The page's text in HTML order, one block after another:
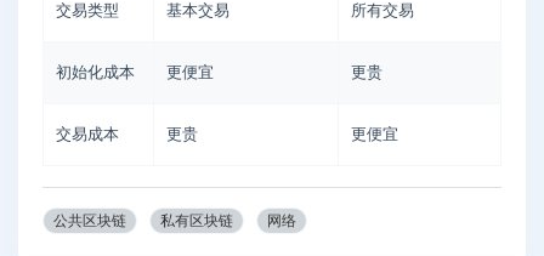
交易类型 基本交易 所有交易
初始化成本 更便宜 更贵
交易成本 更贵 更便宜
公共区块链 私有区块链 网络